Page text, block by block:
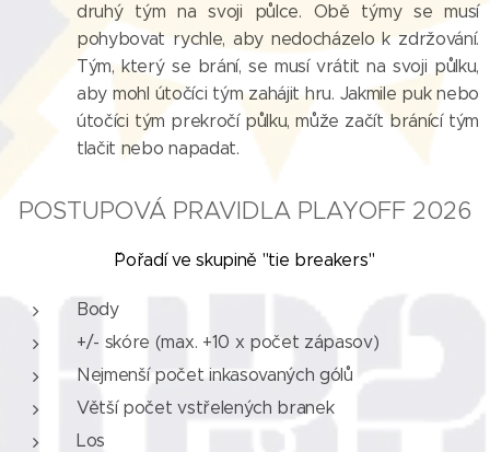
druhý tým na svoji půlce. Obě týmy se musí
pohybovat rychle, aby nedocházelo k zdržování.
Tým, který se brání, se musí vrátit na svoji půlku,
aby mohl útočíci tým zahájit hru. Jakmile puk nebo
útočíci tým prekročí půlku, může začít bránící tým
tlačit nebo napadat.
POSTUPOVÁ PRAVIDLA PLAYOFF 2026
ˇPořadí ve skupině "tie breakers"
Body
+/- skóre (max. +10 x počet zápasov)
Nejmenší počet inkasovaných gólů
Větší počet vstřelených branek
Los